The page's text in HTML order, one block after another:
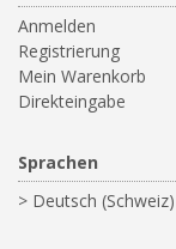
Anmelden
Registrierung
Mein Warenkorb
Direkteingabe
Sprachen
> Deutsch (Schweiz)